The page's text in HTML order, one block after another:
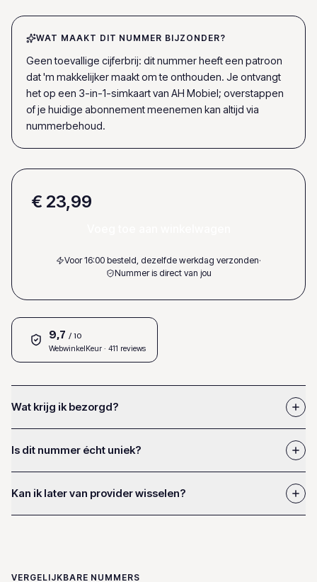
WAT MAAKT DIT NUMMER BIJZONDER?
Geen toevallige cijferbrij: dit nummer heeft een patroon
dat 'm makkelijker maakt om te onthouden. Je ontvangt
het op een 3-in-1-simkaart van AH Mobiel; overstappen
of je huidige abonnement meenemen kan altijd via
nummerbehoud.
€ 23,99
Voor 16:00 besteld, dezelfde werkdag verzonden·
Nummer is direct van jou
9,7 / 10
WebwinkelKeur · 411 reviews
Wat krijg ik bezorgd?
Is dit nummer écht uniek?
Kan ik later van provider wisselen?
VERGELIJKBARE NUMMERS